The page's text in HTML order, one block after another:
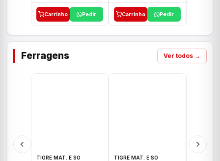
Carrinho Pedir Carrinho Pedir
Ferragens Ver todos →
TIGRE MAT. E SO TIGRE MAT. E SO